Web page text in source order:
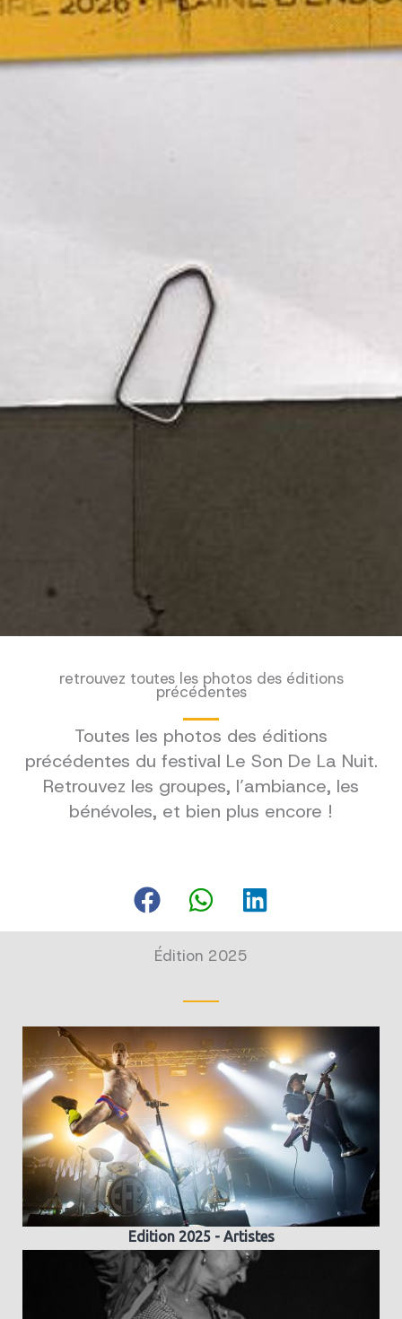
retrouvez toutes les photos des éditions
précédentes
Toutes les photos des éditions
précédentes du festival Le Son De La Nuit.
Retrouvez les groupes, l’ambiance, les
bénévoles, et bien plus encore !
Édition 2025
Edition 2025 - Artistes